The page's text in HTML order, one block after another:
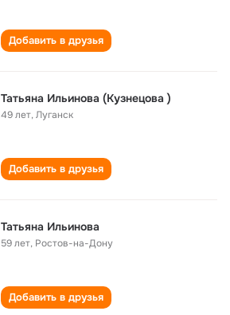
Добавить в друзья
Татьяна Ильинова (Кузнецова )
49 лет,Луганск
Добавить в друзья
Татьяна Ильинова
59 лет, Ростов-на-Дону
Добавить в друзья